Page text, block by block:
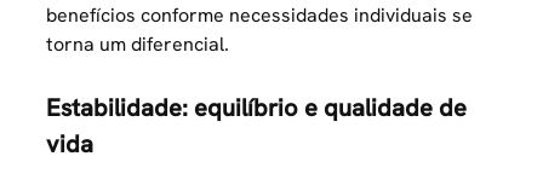
benefícios conforme necessidades individuais se
torna um diferencial.
Estabilidade: equilíbrio e qualidade de
vida